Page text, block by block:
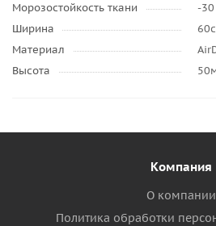
Морозостойкость ткани
-30
Ширина
Материал
Высота
Компания
О компании
Политика обработки